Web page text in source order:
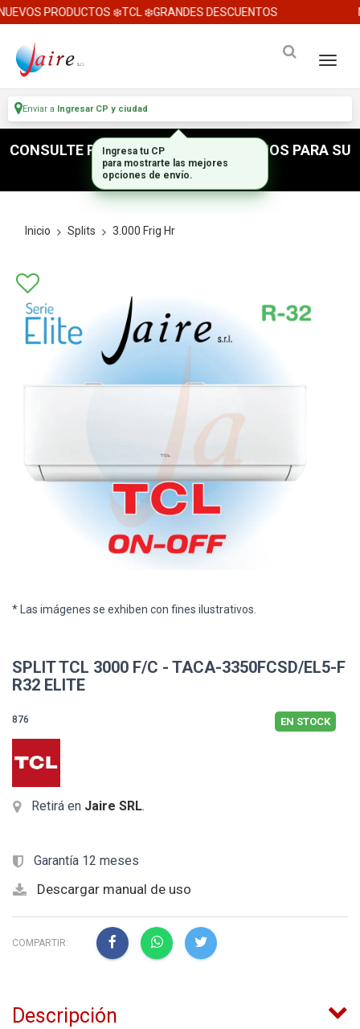
PRODUCTOS ❄️TCL ❄️GRANDES DESCUENTOS
Enviar a Ingresar CP y ciudad
CONSULTE POR ACCESORIOS E INSUMOS PARA SU
INSTALACION
Inicio Splits 3.000 Frig Hr
* Las imágenes se exhiben con fines ilustrativos.
SPLIT TCL 3000 F/C - TACA-3350FCSD/EL5-F
R32 ELITE
876 EN STOCK
Retirá en Jaire SRL.
Garantía 12 meses
Descargar manual de uso
COMPARTIR:
Descripción
Ingresa tu CP
para mostrarte las mejores
opciones de envío.